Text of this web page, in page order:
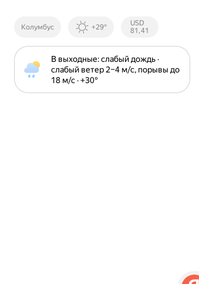
Колумбус +29°
Курсы ЦБ
РФ
USD
81,41
В выходные: слабый дождь ·
слабый ветер 2⁠–⁠4 м⁠/⁠с, порывы до
18 м⁠/⁠с · +30⁠°